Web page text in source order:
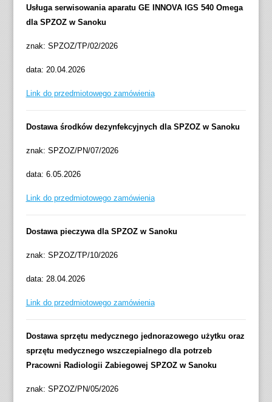
Usługa serwisowania aparatu GE INNOVA IGS 540 Omega
dla SPZOZ w Sanoku
znak: SPZOZ/TP/02/2026
data: 20.04.2026
Link do przedmiotowego zamówienia
Dostawa środków dezynfekcyjnych dla SPZOZ w Sanoku
znak: SPZOZ/PN/07/2026
data: 6.05.2026
Link do przedmiotowego zamówienia
Dostawa pieczywa dla SPZOZ w Sanoku
znak: SPZOZ/TP/10/2026
data: 28.04.2026
Link do przedmiotowego zamówienia
Dostawa sprzętu medycznego jednorazowego użytku oraz
sprzętu medycznego wszczepialnego dla potrzeb
Pracowni Radiologii Zabiegowej SPZOZ w Sanoku
znak: SPZOZ/PN/05/2026